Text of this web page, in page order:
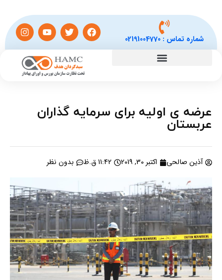
شماره تماس :02191004770
عرضه ی اولیه برای سرمایه گذاران
عربستان
آذین صالحی اکتبر 30, 2019 11:42 ق.ظ بدون نظر